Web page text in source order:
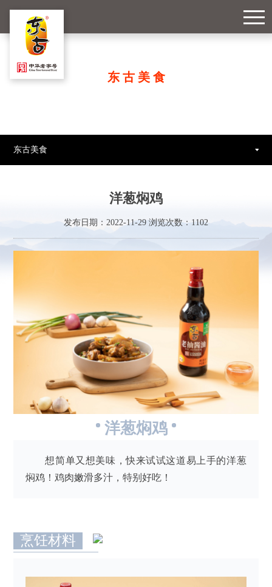
东古美食
东古美食
洋葱焖鸡
发布日期：2022-11-29 浏览次数： 1102
洋葱焖鸡
想简单又想美味，快来试试这道易上手的洋葱
焖鸡！鸡肉嫩滑多汁，特别好吃！
烹饪材料